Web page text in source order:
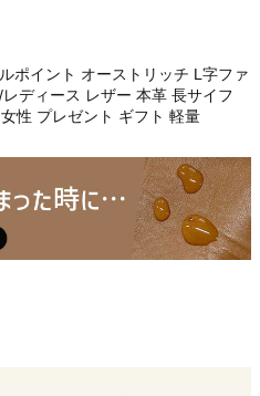
ポイント オーストリッチ L字ファ
ディース レザー 本革 長サイフ
性 プレゼント ギフト 軽量